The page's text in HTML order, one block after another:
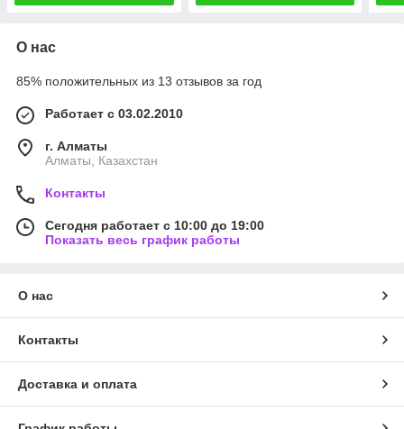
О нас
85% положительных из 13 отзывов за год
Работает с 03.02.2010
г. Алматы
Алматы, Казахстан
Контакты
Сегодня работает с 10:00 до 19:00
Показать весь график работы
О нас
Контакты
Доставка и оплата